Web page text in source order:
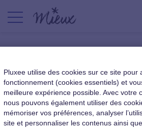
CSE : comment
conformité avec le
Les missions du CE / CSE|24
Pluxee utilise des cookies sur ce site pour
fonctionnement (cookies essentiels) et
meilleure expérience possible. Avec votre
nous pouvons également utiliser des
mémoriser vos préférences, analyser
site et personnaliser les contenus ainsi